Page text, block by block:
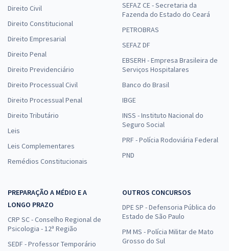
Comprar
TRF 1ª Região - Tribunal Regional Federal da 1ª Região -
Conhecimentos Gerais para os Cargos: Analista Judiciário e Técnico
Judiciário - Área Administrativa (Sem Especialidade)
R$25,99
Economize R$ 77,98 (-20%)
Conhecimentos Específicos para Técnico Judiciário - Área
Administrativa, Sem Especialidade
R$ 327,92
à vista
R$27,33
Economize R$ 81,98 (-20%)
Direito Civil
Direito Constitucional
Direito Empresarial
Direito Penal
Direito Previdenciário
Direito Processual Civil
Direito Processual Penal
Direito Tributário
Leis
Leis Complementares
Remédios Constitucionais
SEFAZ CE - Secretaria da
Fazenda do Estado do Ceará
PETROBRAS
SEFAZ DF
EBSERH - Empresa Brasileira de
Serviços Hospitalares
Banco do Brasil
IBGE
INSS - Instituto Nacional do
Seguro Social
PRF - Polícia Rodoviária Federal
PND
PREPARAÇÃO A MÉDIO E A
LONGO PRAZO
CRP SC - Conselho Regional de
Psicologia - 12ª Região
SEDF - Professor Temporário
OUTROS CONCURSOS
DPE SP - Defensoria Pública do
Estado de São Paulo
PM MS - Polícia Militar de Mato
Grosso do Sul